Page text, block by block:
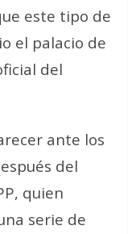
este tipo de
el palacio de
del
ante los
del
quien
serie de